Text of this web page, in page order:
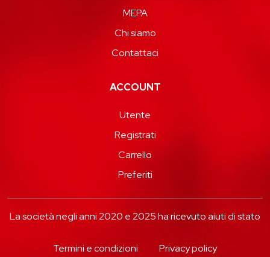
MEPA
Chi siamo
Contattaci
ACCOUNT
Utente
Registrati
Carrello
Preferiti
La società negli anni 2020 e 2025 ha ricevuto aiuti di stato
Termini e condizioni Privacy policy